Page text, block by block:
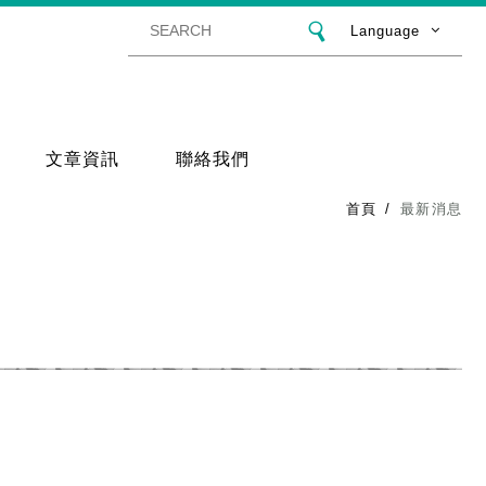
Language
文章資訊 聯絡我們
首頁 最新消息